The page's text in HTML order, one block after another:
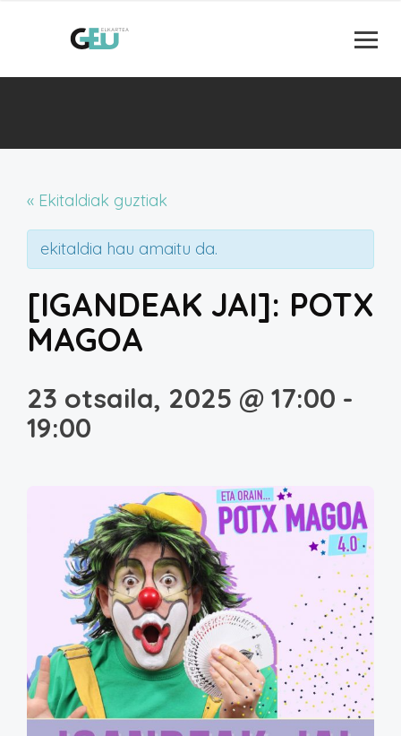
« Ekitaldiak guztiak
ekitaldia hau amaitu da.
[IGANDEAK JAI]: POTX
MAGOA
23 otsaila, 2025 @ 17:00 -
19:00